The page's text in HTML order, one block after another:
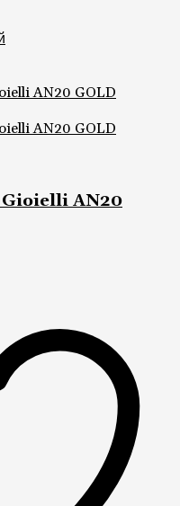
Gioielli AN20